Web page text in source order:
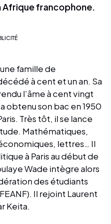
Afrique francophone.
famille de
à cent et un an. Sa
l’âme à cent vingt
obtenu son bac en 1950
Très tôt, il se lance
Mathématiques,
lettres… Il
à Paris au début de
Wade intègre alors
des étudiants
Il rejoint Laurent
Keita.